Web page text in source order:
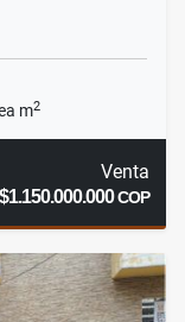
m2
Venta
$1.150.000.000COP